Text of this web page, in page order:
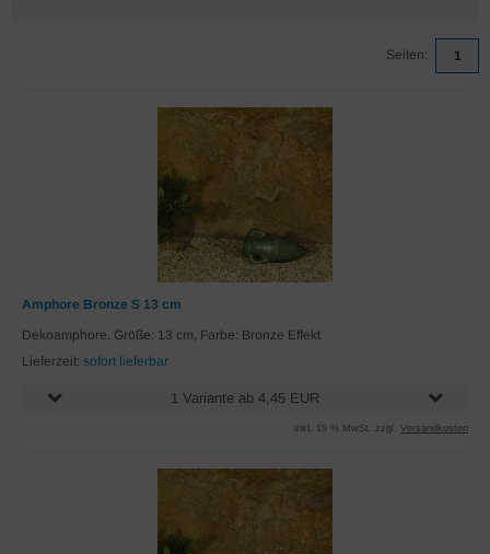
Seiten: 1
Amphore Bronze S 13 cm
Dekoamphore. Größe: 13 cm, Farbe: Bronze Effekt
Lieferzeit: sofort lieferbar
1 Variante ab 4,45 EUR
inkl. 19 % MwSt. zzgl. Versandkosten